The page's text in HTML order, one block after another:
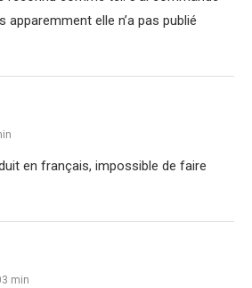
apparemment elle n’a pas publié
en français, impossible de faire
min